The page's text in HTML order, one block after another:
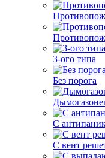
3-ого типа
Без порога
С
С вент